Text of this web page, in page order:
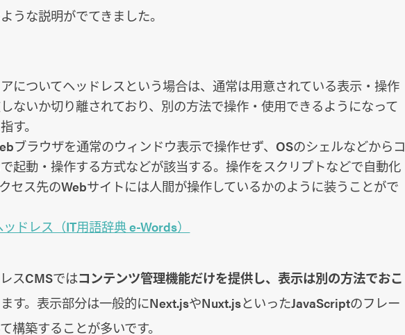
うな説明がでてきました。
についてヘッドレスという場合は、通常は用意されている表示・操作
ないか切り離されており、別の方法で操作・使用できるようになって
す。
ブラウザを通常のウィンドウ表示で操作せず、OSのシェルなどからコ
起動・操作する方式などが該当する。操作をスクリプトなどで自動化
セス先のWebサイトには人間が操作しているかのように装うことがで
ッドレス（IT用語辞典 e-Words）
スCMSではコンテンツ管理機能だけを提供し、表示は別の方法でおこ
す。表示部分は一般的にNext.jsやNuxt.jsといったJavaScriptのフレー
構築することが多いです。